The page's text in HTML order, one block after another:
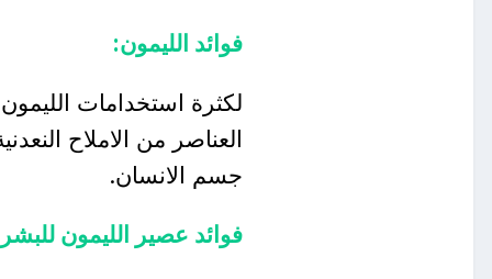
فوائد الليمون:
لكثرة استخدامات
العناصر من الاملاح
جسم الانسان.
فوائد عصير الليمون